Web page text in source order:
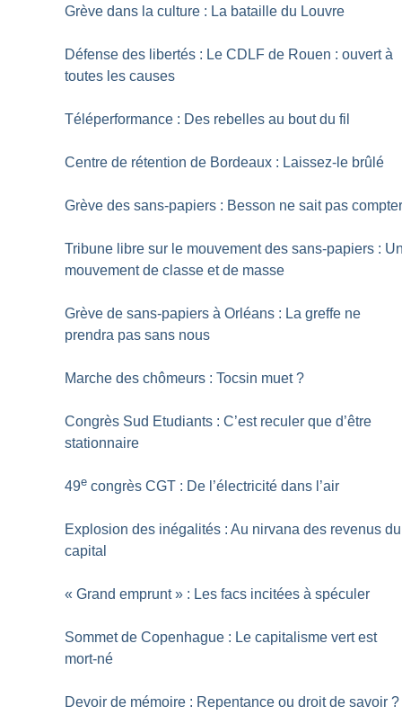
Grève dans la culture : La bataille du Louvre
Défense des libertés : Le CDLF de Rouen : ouvert à
toutes les causes
Téléperformance : Des rebelles au bout du fil
Centre de rétention de Bordeaux : Laissez-le brûlé
Grève des sans-papiers : Besson ne sait pas
Tribune libre sur le mouvement des sans-papiers :
mouvement de classe et de masse
Grève de sans-papiers à Orléans : La greffe ne
prendra pas sans nous
Marche des chômeurs : Tocsin muet ?
Congrès Sud Etudiants : C’est reculer que d’être
stationnaire
49e congrès CGT : De l’électricité dans l’air
Explosion des inégalités : Au nirvana des revenus du
capital
« Grand emprunt » : Les facs incitées à spéculer
Sommet de Copenhague : Le capitalisme vert est
mort-né
Devoir de mémoire : Repentance ou droit de savoir ?